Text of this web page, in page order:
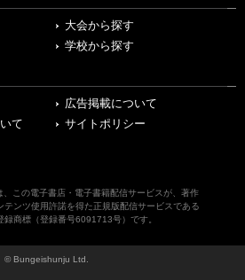
大会から探す
学校から探す
広告掲載について
て
サイトポリシー
、この電子書店・電子書籍配信サービスが、著作
テンツ使用許諾を得た正規版配信サービスである
録商標（登録番号6091713号）です。
© Bungeishunju Ltd.